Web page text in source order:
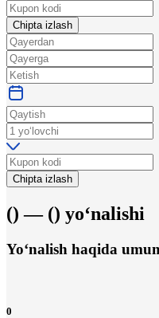
Chipta izlash
Chipta izlash
() — () yo‘nalishi
Yo‘nalish haqida
0